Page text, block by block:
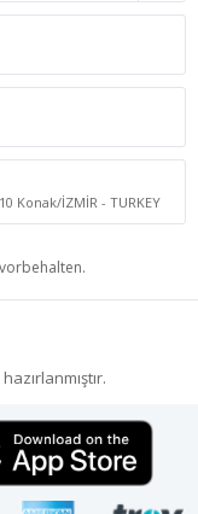
Konak/İZMİR - TURKEY